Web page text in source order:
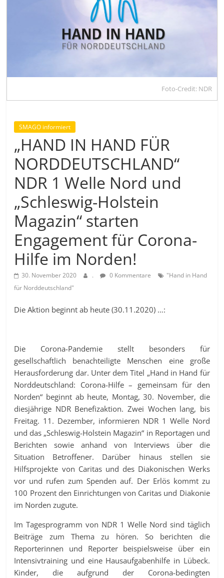
Foto-Credit: NDR
SMAGO informiert
„HAND IN HAND FÜR
NORDDEUTSCHLAND“
NDR 1 Welle Nord und
„Schleswig-Holstein
Magazin“ starten
Engagement für Corona-
Hilfe im Norden!
30. November 2020 . 0 Kommentare
"Hand in Hand
für Norddeutschland"
Die Aktion beginnt ab heute (30.11.2020) …:
Die Corona-Pandemie stellt besonders für
gesellschaftlich benachteiligte Menschen eine große
Herausforderung dar. Unter dem Titel „Hand in Hand für
Norddeutschland: Corona-Hilfe – gemeinsam für den
Norden“ beginnt ab heute, Montag, 30. November, die
diesjährige NDR Benefizaktion. Zwei Wochen lang, bis
Freitag. 11. Dezember, informieren NDR 1 Welle Nord
und das „Schleswig-Holstein Magazin“ in Reportagen und
Berichten sowie anhand von Interviews über die
Situation Betroffener. Darüber hinaus stellen sie
Hilfsprojekte von Caritas und des Diakonischen Werks
vor und rufen zum Spenden auf. Der Erlös kommt zu
100 Prozent den Einrichtungen von Caritas und Diakonie
im Norden zugute.
Im Tagesprogramm von NDR 1 Welle Nord sind täglich
Beiträge zum Thema zu hören. So berichten die
Reporterinnen und Reporter beispielsweise über ein
Intensivtraining und eine Hausaufgabenhilfe in Lübeck.
Kinder, die aufgrund der Corona-bedingten